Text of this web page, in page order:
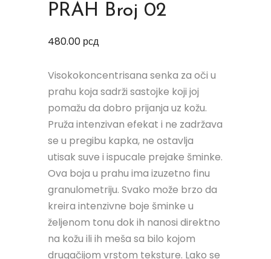
PRAH Broj 02
480.00 рсд
Visokokoncentrisana senka za oči u
prahu koja sadrži sastojke koji joj
pomažu da dobro prijanja uz kožu.
Pruža intenzivan efekat i ne zadržava
se u pregibu kapka, ne ostavlja
utisak suve i ispucale prejake šminke.
Ova boja u prahu ima izuzetno finu
granulometriju. Svako može brzo da
kreira intenzivne boje šminke u
željenom tonu dok ih nanosi direktno
na kožu ili ih meša sa bilo kojom
drugačijom vrstom teksture. Lako se